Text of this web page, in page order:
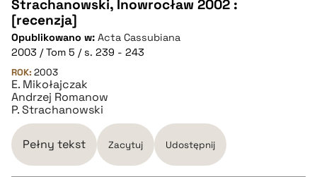
BIBTEX
pobierz cytat
Strachanowski, Inowrocław 2002 :
[recenzja]
Opublikowano w: Acta Cassubiana
2003 / Tom 5 / s. 239 - 243
ROK: 2003
E. Mikołajczak
Andrzej Romanow
P. Strachanowski
Pełny tekst Zacytuj Udostępnij